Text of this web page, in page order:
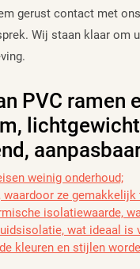
gerust contact met
Wij staan klaar om
PVC ramen
weinig onderhoud;
ze
isolatiewaarde,
wat ideaal is
kleuren en stijlen